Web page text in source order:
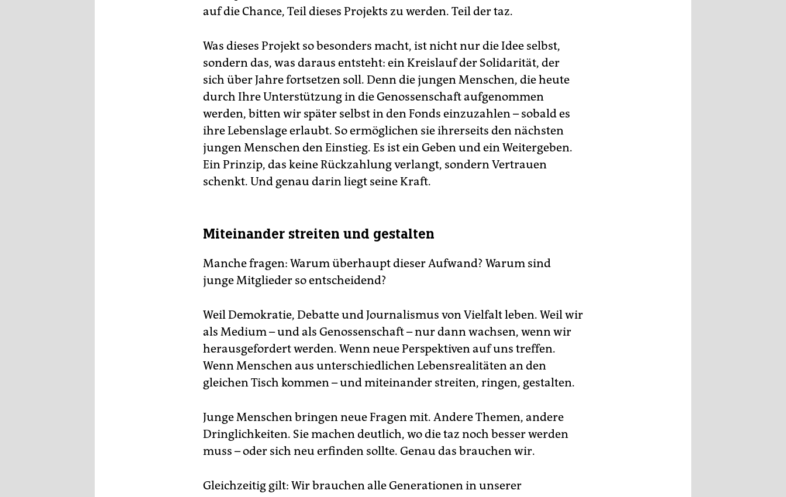
auf die Chance, Teil dieses Projekts zu werden. Teil der taz.
Was dieses Projekt so besonders macht, ist nicht nur die Idee selbst,
sondern das, was daraus entsteht: ein Kreislauf der Solidarität, der
sich über Jahre fortsetzen soll. Denn die jungen Menschen, die heute
durch Ihre Unterstützung in die Genossenschaft aufgenommen
werden, bitten wir später selbst in den Fonds einzuzahlen – sobald es
ihre Lebenslage erlaubt. So ermöglichen sie ihrerseits den nächsten
jungen Menschen den Einstieg. Es ist ein Geben und ein Weitergeben.
Ein Prinzip, das keine Rückzahlung verlangt, sondern Vertrauen
schenkt. Und genau darin liegt seine Kraft.
Miteinander streiten und gestalten
Manche fragen: Warum überhaupt dieser Aufwand? Warum sind
junge Mitglieder so entscheidend?
Weil Demokratie, Debatte und Journalismus von Vielfalt leben. Weil wir
als Medium – und als Genossenschaft – nur dann wachsen, wenn wir
herausgefordert werden. Wenn neue Perspektiven auf uns treffen.
Wenn Menschen aus unterschiedlichen Lebensrealitäten an den
gleichen Tisch kommen – und miteinander streiten, ringen, gestalten.
Junge Menschen bringen neue Fragen mit. Andere Themen, andere
Dringlichkeiten. Sie machen deutlich, wo die taz noch besser werden
muss – oder sich neu erfinden sollte. Genau das brauchen wir.
Gleichzeitig gilt: Wir brauchen alle Generationen in unserer